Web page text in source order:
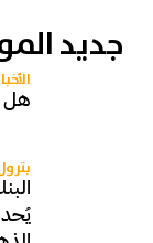
جديد
هل